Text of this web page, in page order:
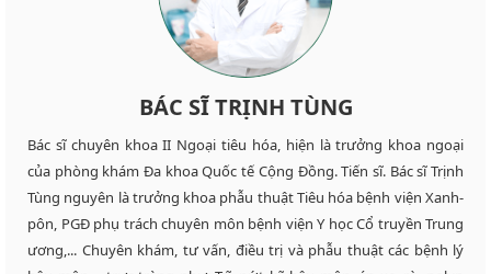
BÁC SĨ TRỊNH TÙNG
Bác sĩ chuyên khoa II Ngoại tiêu hóa, hiện là trưởng khoa ngoại
của phòng khám Đa khoa Quốc tế Cộng Đồng. Tiến sĩ. Bác sĩ Trịnh
Tùng nguyên là trưởng khoa phẫu thuật Tiêu hóa bệnh viện Xanh-
pôn, PGĐ phụ trách chuyên môn bệnh viện Y học Cổ truyền Trung
ương,... Chuyên khám, tư vấn, điều trị và phẫu thuật các bệnh lý